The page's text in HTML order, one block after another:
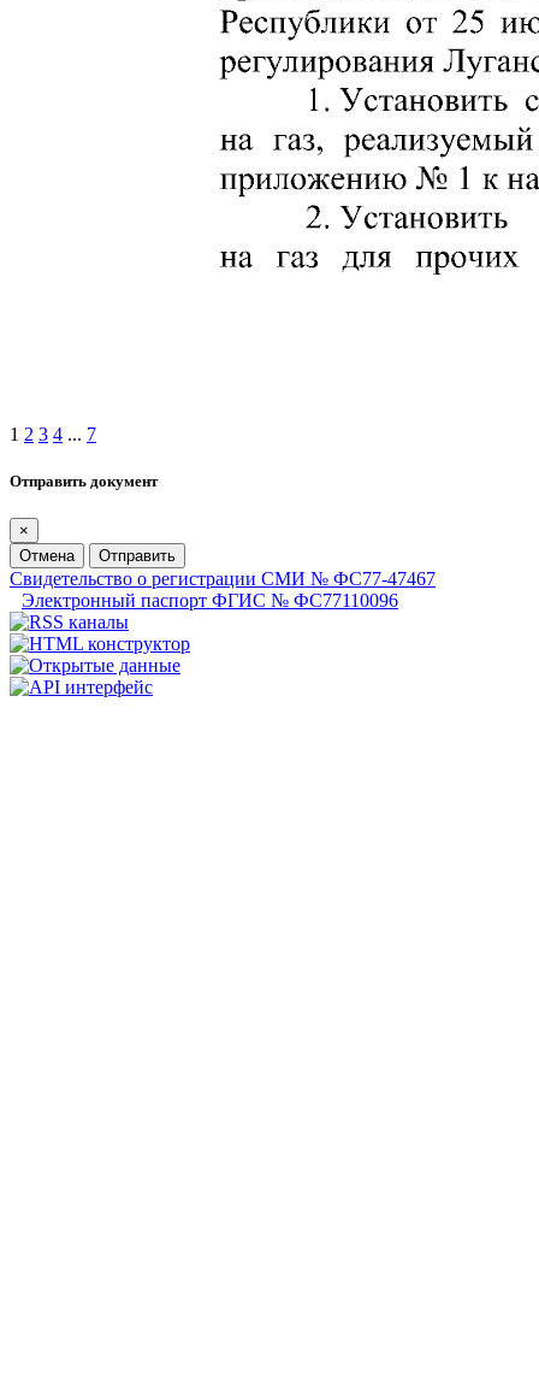
1 2 3 4 ... 7
Отправить документ
×
Отмена
Отправить
Свидетельство о регистрации СМИ № ФС77-47467
Электронный паспорт ФГИС № ФС77110096